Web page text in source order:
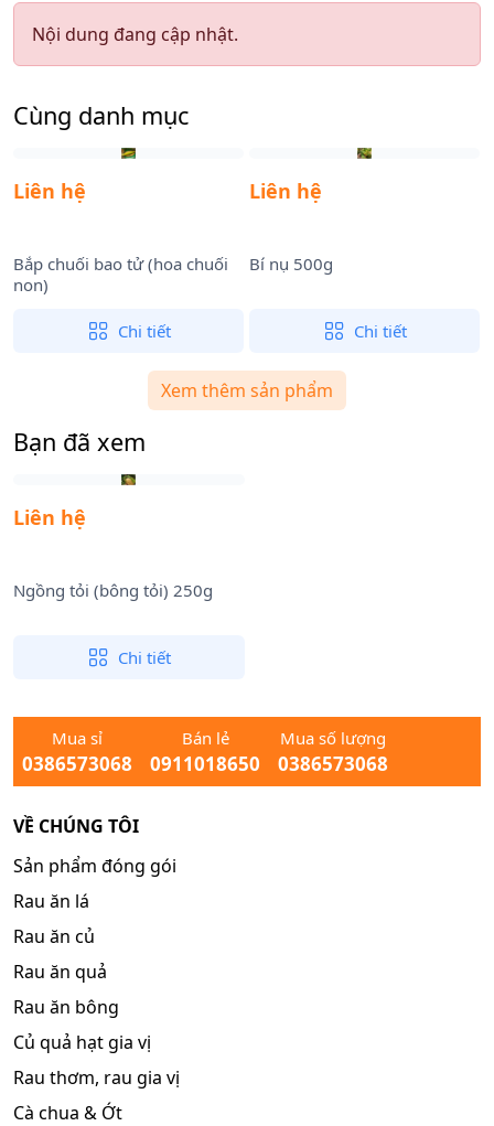
Nội dung đang cập nhật.
Cùng danh mục
Liên hệ
Bắp chuối bao tử (hoa chuối
non)
Chi tiết
Liên hệ
Bí nụ 500g
Chi tiết
Xem thêm sản phẩm
Bạn đã xem
Liên hệ
Ngồng tỏi (bông tỏi) 250g
Chi tiết
Mua sỉ
0386573068
Bán lẻ
0911018650
Mua số lượng
0386573068
VỀ CHÚNG TÔI
Sản phẩm đóng gói
Rau ăn lá
Rau ăn củ
Rau ăn quả
Rau ăn bông
Củ quả hạt gia vị
Rau thơm, rau gia vị
Cà chua & Ớt